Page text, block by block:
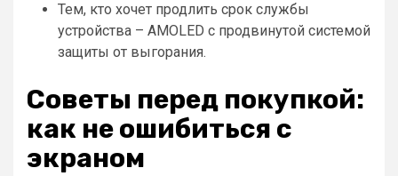
Тем, кто хочет продлить срок службы
устройства – AMOLED с продвинутой системой
защиты от выгорания.
Советы перед покупкой:
как не ошибиться с
экраном